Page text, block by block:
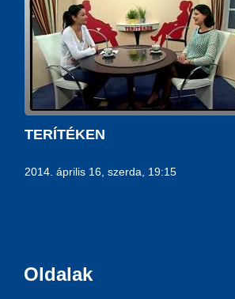
TERÍTÉKEN
2014. április 16, szerda, 19:15
Oldalak